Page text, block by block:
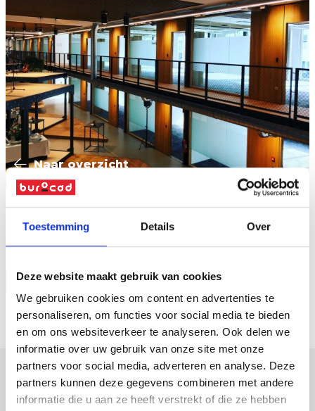
Toestemming Details Over
Deze website maakt gebruik van cookies
We gebruiken cookies om content en advertenties te
personaliseren, om functies voor social media te bieden
en om ons websiteverkeer te analyseren. Ook delen we
informatie over uw gebruik van onze site met onze
partners voor social media, adverteren en analyse. Deze
partners kunnen deze gegevens combineren met andere
informatie die u aan ze heeft verstrekt of die ze hebben
Naar overzicht
Zandstraalfolie
Vraag offerte
verpakkingen